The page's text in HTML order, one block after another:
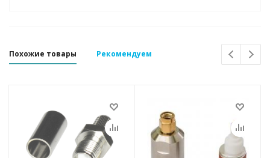
Похожие товары Рекомендуем